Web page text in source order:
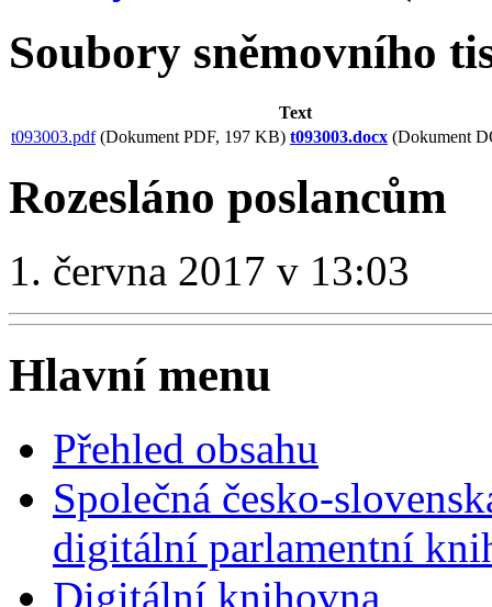
Soubory sněmovního
Text
t093003.pdf(Dokument PDF, 197 KB) t093003.docx (Dokument
Rozesláno poslancům
1. června 2017 v 13:03
Hlavní menu
Přehled obsahu
Společná česko-
digitální parlamentní
Digitální knihovna